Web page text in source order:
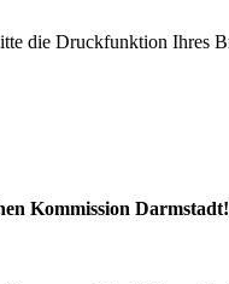
die Druckfunktion Ihres
Kommission Darmstadt!